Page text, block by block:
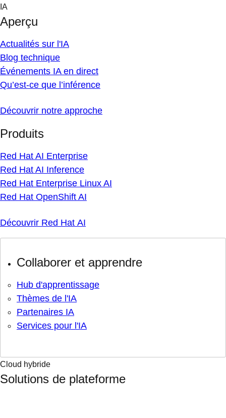
Skip
content
IA
Aperçu
Actualités sur l'IA
Blog technique
Événements IA en direct
Qu’est-ce que l’inférence
Découvrir notre approche
Produits
Red Hat AI Enterprise
Red Hat AI Inference
Red Hat Enterprise Linux AI
Red Hat OpenShift AI
Découvrir Red Hat AI
Collaborer et apprendre
Hub d'apprentissage
Thèmes de l'IA
Partenaires IA
Services pour l'IA
Cloud hybride
Solutions de plateforme